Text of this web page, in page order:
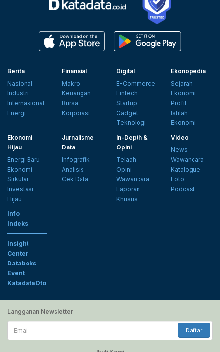
Berita
Nasional
Industri
Internasional
Energi
Finansial
Makro
Keuangan
Bursa
Korporasi
Digital
E-Commerce
Fintech
Startup
Gadget
Teknologi
Ekonopedia
Sejarah
Ekonomi
Profil
Istilah
Ekonomi
Ekonomi
Hijau
Energi Baru
Ekonomi
Sirkular
Investasi
Hijau
Jurnalisme
Data
Infografik
Analisis
Cek Data
In-Depth &
Opini
Telaah
Opini
Wawancara
Laporan
Khusus
Video
News
Wawancara
Katalogue
Foto
Podcast
Info
Indeks
Insight
Center
Databoks
Event
KatadataOto
Langganan Newsletter
Email
Daftar